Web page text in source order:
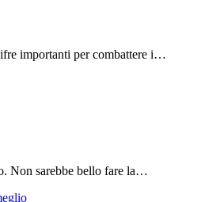
importanti per combattere i…
Non sarebbe bello fare la…